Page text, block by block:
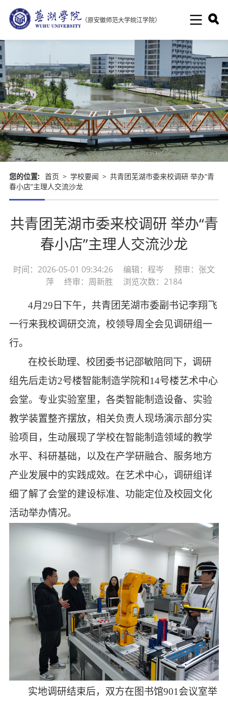
（原安徽师范大学皖江学院）
您的位置: 首页 > 学校要闻 > 共青团芜湖市委来校调研 举办“青
春小店”主理人交流沙龙
共青团芜湖市委来校调研 举办“青
春小店”主理人交流沙龙
时间：2026-05-01 09:34:26 编辑：程岑 预审：张文
萍 终审：周新胜 浏览次数：2184
4月29日下午，共青团芜湖市委副书记李翔飞
一行来我校调研交流，校领导周全会见调研组一
行。
在校长助理、校团委书记邵敏陪同下，调研
组先后走访2号楼智能制造学院和14号楼艺术中心
会堂。专业实验室里，各类智能制造设备、实验
教学装置整齐摆放，相关负责人现场演示部分实
验项目，生动展现了学校在智能制造领域的教学
水平、科研基础，以及在产学研融合、服务地方
产业发展中的实践成效。在艺术中心，调研组详
细了解了会堂的建设标准、功能定位及校园文化
活动举办情况。
实地调研结束后，双方在图书馆901会议室举